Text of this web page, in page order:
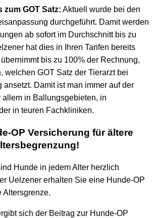
zum GOT Satz: Aktuell wurde bei den
durchgeführt. Damit werden
ab sofort im Durchschnitt bis zu
hat dies in Ihren Tarifen bereits
bis zu 100% der Rechnung,
welchen GOT Satz der Tierarzt bei
Damit ist man immer auf der
allem in Ballungsgebieten, in
in teuren Fachkliniken.
OP Versicherung für ältere
Hunde in jedem Alter herzlich
Uelzener erhalten Sie eine Hunde-OP
Altersgrenze.
sich der Beitrag zur Hunde-OP